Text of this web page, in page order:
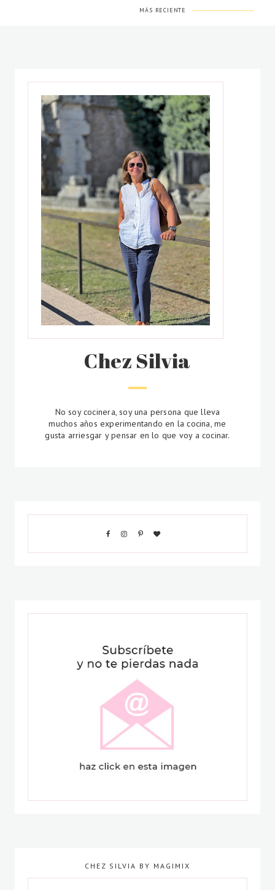
MÁS RECIENTE
Chez Silvia
No soy cocinera, soy una persona que lleva
muchos años experimentando en la cocina, me
gusta arriesgar y pensar en lo que voy a cocinar.
CHEZ SILVIA BY MAGIMIX